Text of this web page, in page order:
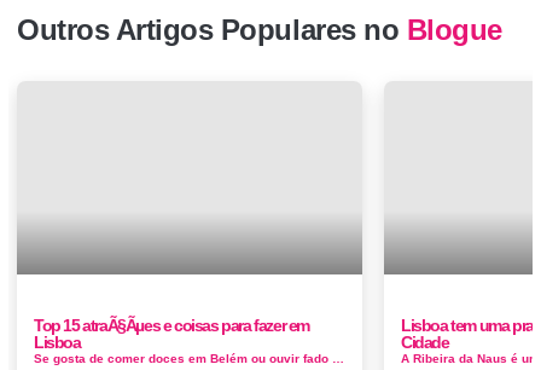
Outros Artigos Populares no Blogue
Top 15 atraÃ§Ãµes e coisas para fazer em
Lisboa
Lisboa tem uma
Cidade